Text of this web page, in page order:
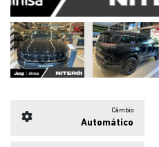
Câmbio
Automático